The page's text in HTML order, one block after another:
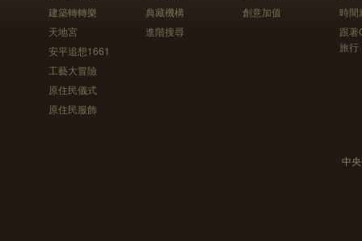
建築轉轉樂
天地宮
安平追想1661
工藝大冒險
原住民儀式
原住民服飾
典藏機構
進階搜尋
創意加值
時間
跟
旅行
中